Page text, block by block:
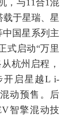
，与11合1混
于星瑞、星
国星系列主
式启动“万里
杭州启程，
开启星越L i-
动预售。后
智擎混动技